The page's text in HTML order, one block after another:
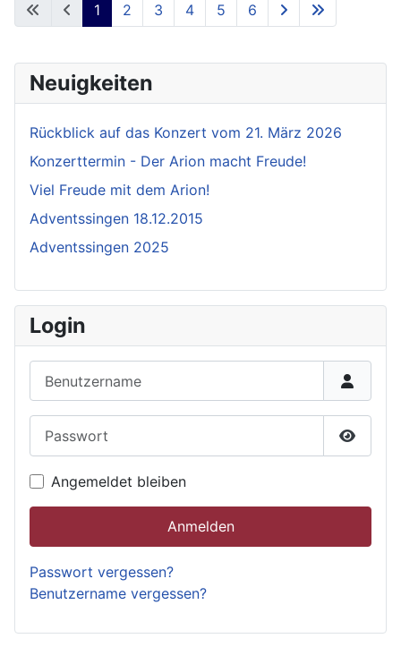
1 2 3 4 5 6
Neuigkeiten
Rückblick auf das Konzert vom 21. März 2026
Konzerttermin - Der Arion macht Freude!
Viel Freude mit dem Arion!
Adventssingen 18.12.2015
Adventssingen 2025
Login
Angemeldet bleiben
Anmelden
Passwort vergessen?
Benutzername vergessen?